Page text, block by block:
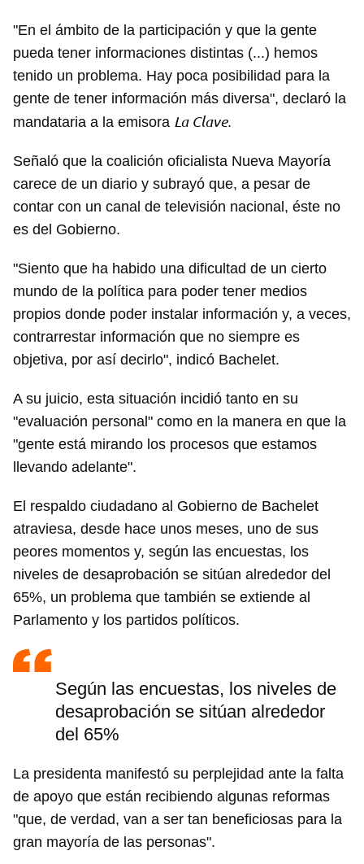
"En el ámbito de la participación y que la gente
pueda tener informaciones distintas (...) hemos
tenido un problema. Hay poca posibilidad para la
gente de tener información más diversa", declaró la
mandataria a la emisora La Clave.
Señaló que la coalición oficialista Nueva Mayoría
carece de un diario y subrayó que, a pesar de
contar con un canal de televisión nacional, éste no
es del Gobierno.
"Siento que ha habido una dificultad de un cierto
mundo de la política para poder tener medios
propios donde poder instalar información y, a veces,
contrarrestar información que no siempre es
objetiva, por así decirlo", indicó Bachelet.
A su juicio, esta situación incidió tanto en su
"evaluación personal" como en la manera en que la
"gente está mirando los procesos que estamos
llevando adelante".
El respaldo ciudadano al Gobierno de Bachelet
atraviesa, desde hace unos meses, uno de sus
peores momentos y, según las encuestas, los
niveles de desaprobación se sitúan alrededor del
65%, un problema que también se extiende al
Parlamento y los partidos políticos.
Según las encuestas, los niveles de
desaprobación se sitúan alrededor
del 65%
La presidenta manifestó su perplejidad ante la falta
de apoyo que están recibiendo algunas reformas
"que, de verdad, van a ser tan beneficiosas para la
gran mayoría de las personas".